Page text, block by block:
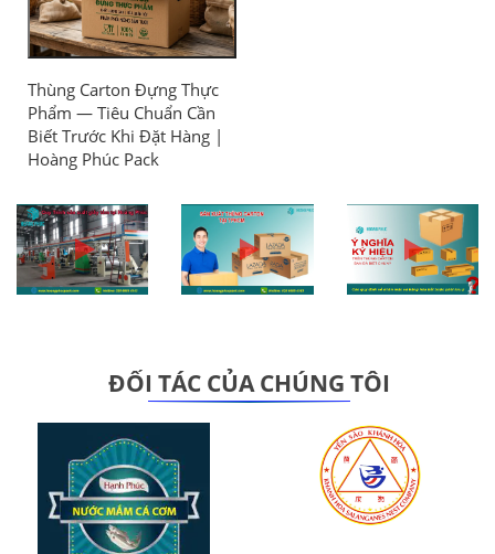
Thùng Carton Đựng Thực
Phẩm — Tiêu Chuẩn Cần
Biết Trước Khi Đặt Hàng |
Hoàng Phúc Pack
ĐỐI TÁC CỦA CHÚNG TÔI